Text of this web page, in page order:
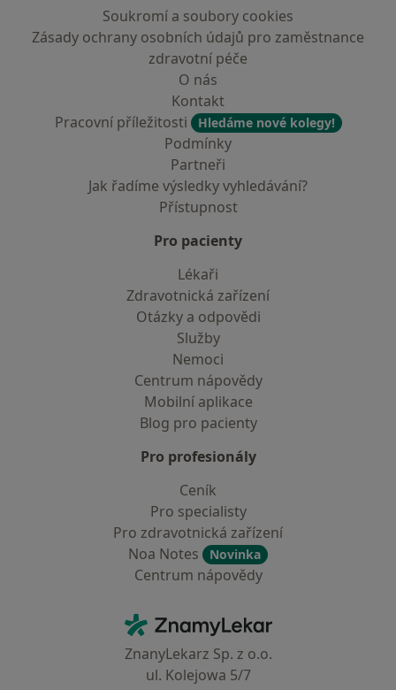
Soukromí a soubory cookies
Zásady ochrany osobních údajů pro zaměstnance
zdravotní péče
O nás
Kontakt
Pracovní příležitosti
Hledáme nové kolegy!
Podmínky
Partneři
Jak řadíme výsledky vyhledávání?
Přístupnost
Pro pacienty
Lékaři
Zdravotnická zařízení
Otázky a odpovědi
Služby
Nemoci
Centrum nápovědy
Mobilní aplikace
Blog pro pacienty
Pro profesionály
Ceník
Pro specialisty
Pro zdravotnická zařízení
Noa Notes
Novinka
Centrum nápovědy
ZnamyLekar - Hlavní stránka
ZnanyLekarz Sp. z o.o.
ul. Kolejowa 5/7